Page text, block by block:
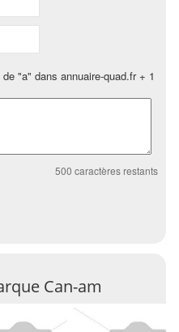
de "a" dans annuaire-quad.fr + 1
500 caractères restants
Can-am